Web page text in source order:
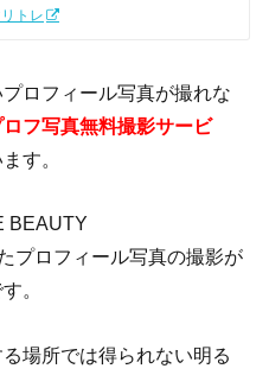
トレ
ロフィール写真が撮れな
ロフ写真無料撮影サービ
す。
BEAUTY
プロフィール写真の撮影が
。
場所では得られない明る